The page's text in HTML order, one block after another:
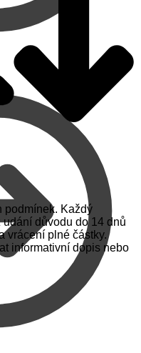
podmínek. Každý
důvodu do 14 dnů
vrácení plné částky.
informativní dopis nebo